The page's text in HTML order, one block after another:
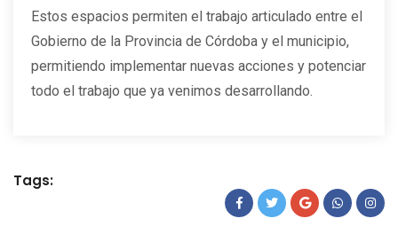
Estos espacios permiten el trabajo articulado entre el
Gobierno de la Provincia de Córdoba y el municipio,
permitiendo implementar nuevas acciones y potenciar
todo el trabajo que ya venimos desarrollando.
Tags: